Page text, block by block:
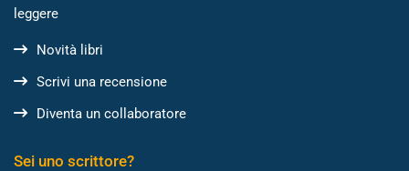
leggere
Novità libri
Scrivi una recensione
Diventa un collaboratore
Sei uno scrittore?